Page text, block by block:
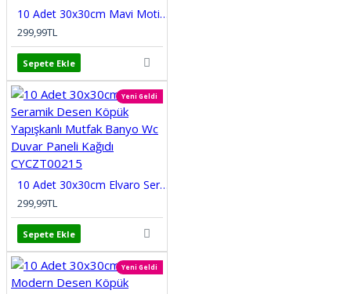
10 Adet 30x30cm Mavi Motifli Desen Köpük Yapışkanlı Mutfak Banyo Duvar Paneli Kağıdı CYCZT00212
299,99TL
Sepete Ekle
Yeni Geldi
10 Adet 30x30cm Elvaro Seramik Desen Köpük Yapışkanlı Mutfak Banyo Wc Duvar Paneli Kağıdı CYCZT00215
299,99TL
Sepete Ekle
Yeni Geldi